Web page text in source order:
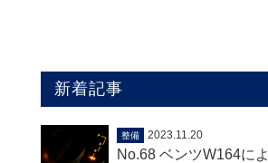
新着記事
整備 2023.11.20
No.68 ベンツW164によ